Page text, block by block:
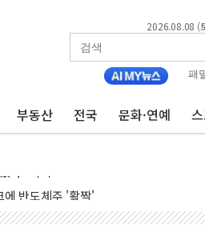
2026.08.08 (
패
부동산 전국 문화·연예
망 우세
스라엘·이란 위협에 맞설 자체 억지력
럼프 제동
'올스톱'… 美 해상봉쇄 영향
에 반도체주 '활짝'
퇴…나스닥 선물 1%대 상승